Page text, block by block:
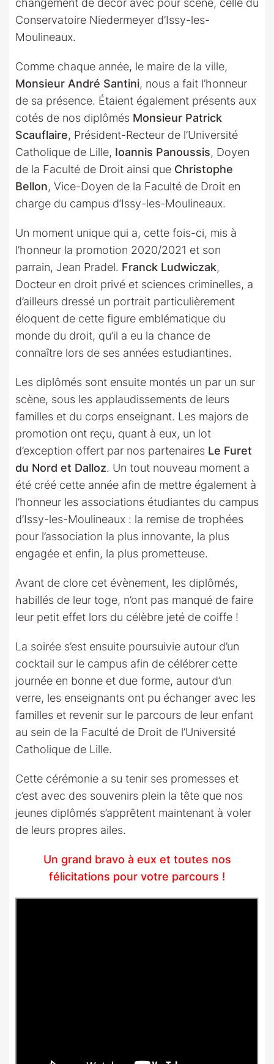
changement de décor avec pour scène, celle du
Conservatoire Niedermeyer d’Issy-les-
Moulineaux.
Comme chaque année, le maire de la ville,
Monsieur André Santini, nous a fait l’honneur
de sa présence. Étaient également présents aux
cotés de nos diplômés Monsieur Patrick
Scauflaire, Président-Recteur de l’Université
Catholique de Lille, Ioannis Panoussis, Doyen
de la Faculté de Droit ainsi que Christophe
Bellon, Vice-Doyen de la Faculté de Droit en
charge du campus d’Issy-les-Moulineaux.
Un moment unique qui a, cette fois-ci, mis à
l’honneur la promotion 2020/2021 et son
parrain, Jean Pradel. Franck Ludwiczak,
Docteur en droit privé et sciences criminelles, a
d’ailleurs dressé un portrait particulièrement
éloquent de cette figure emblématique du
monde du droit, qu’il a eu la chance de
connaître lors de ses années estudiantines.
Les diplômés sont ensuite montés un par un sur
scène, sous les applaudissements de leurs
familles et du corps enseignant. Les majors de
promotion ont reçu, quant à eux, un lot
d’exception offert par nos partenaires Le Furet
du Nord et Dalloz. Un tout nouveau moment a
été créé cette année afin de mettre également à
l’honneur les associations étudiantes du campus
d’Issy-les-Moulineaux : la remise de trophées
pour l’association la plus innovante, la plus
engagée et enfin, la plus prometteuse.
Avant de clore cet évènement, les diplômés,
habillés de leur toge, n’ont pas manqué de faire
leur petit effet lors du célèbre jeté de coiffe !
La soirée s’est ensuite poursuivie autour d’un
cocktail sur le campus afin de célébrer cette
journée en bonne et due forme, autour d’un
verre, les enseignants ont pu échanger avec les
familles et revenir sur le parcours de leur enfant
au sein de la Faculté de Droit de l’Université
Catholique de Lille.
Cette cérémonie a su tenir ses promesses et
c’est avec des souvenirs plein la tête que nos
jeunes diplômés s’apprêtent maintenant à voler
de leurs propres ailes.
Un grand bravo à eux et toutes nos
félicitations pour votre parcours !